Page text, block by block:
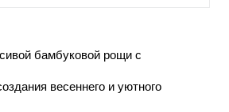
бамбуковой рощи с
весеннего и уютного